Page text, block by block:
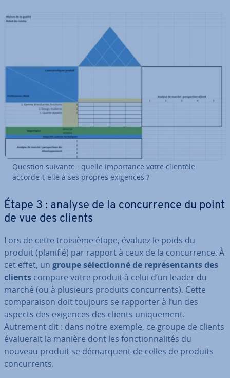
Question suivante : quelle im­por­tance votre clientèle
accorde-t-elle à ses propres exigences ?
Étape 3 : analyse de la con­cur­rence du point
de vue des clients
Lors de cette troisième étape, évaluez le poids du
produit (planifié) par rapport à ceux de la con­cur­rence. À
cet effet, un groupe sé­lec­tionné de re­pré­sen­tants des
clients compare votre produit à celui d’un leader du
marché (ou à plusieurs produits con­cur­rents). Cette
com­pa­rai­son doit toujours se rapporter à l’un des
aspects des exigences des clients uni­que­ment.
Autrement dit : dans notre exemple, ce groupe de clients
éva­lue­rait la manière dont les fonc­tion­na­li­tés du
nouveau produit se dé­mar­quent de celles de produits
con­cur­rents.